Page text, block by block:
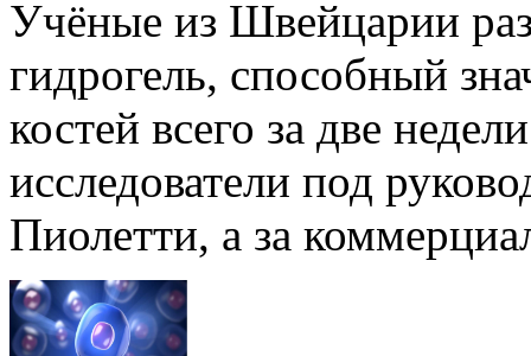
Учёные из Швейцарии
гидрогель, способный
костей всего за две
исследователи под
Пиолетти, а за